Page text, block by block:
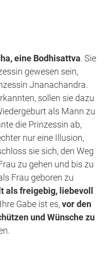
eine Bodhisattva. Sie
gewesen sein,
Jnanachandra.
sollen sie dazu
als Mann zu
die Prinzessin ab,
nur eine Illusion,
sie sich, den Weg
zu gehen und bis zu
Frau geboren zu
als freigebig, liebevoll
Gabe ist es,vor den
und Wünsche zu